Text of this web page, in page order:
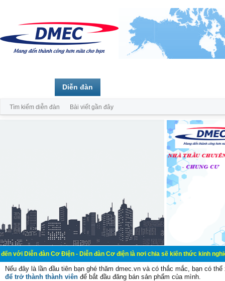
đàn Cơ Điện - Diễn đàn Cơ điện là nơi chia sẽ kiến thức kinh nghiệm
Nếu đây là lần đầu tiên bạn ghé thăm dmec.vn và có thắc mắc, bạn có
để trở thành thành viên để bắt đầu đăng bán sản phẩm của mình.
Diễn đàn
Tìm kiếm diễn đàn Bài viết gần đây